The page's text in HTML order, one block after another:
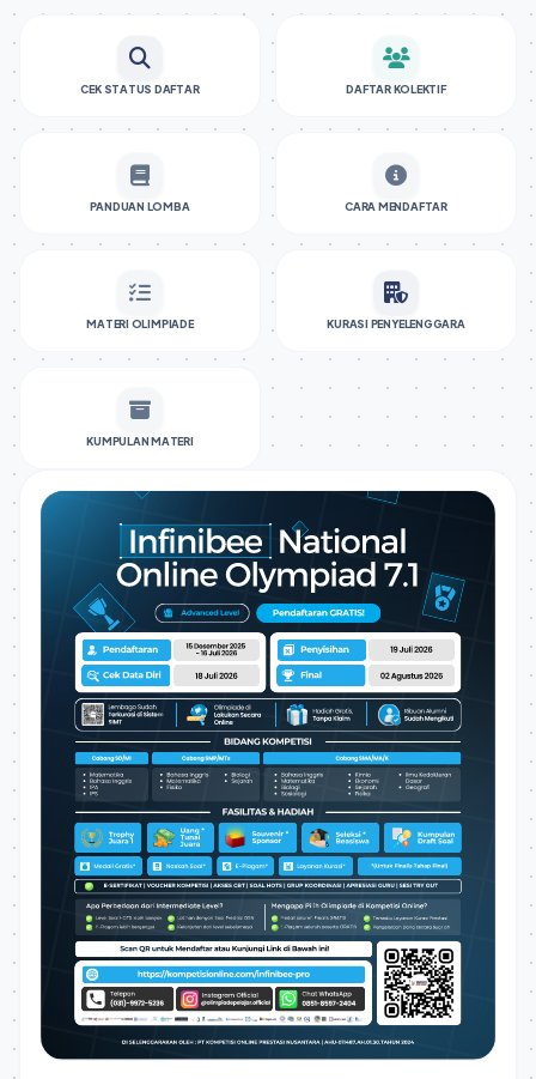
CEK STATUS DAFTAR DAFTAR KOLEKTIF
PANDUAN LOMBA CARA MENDAFTAR
MATERI OLIMPIADE KURASI PENYELENGGARA
KUMPULAN MATERI